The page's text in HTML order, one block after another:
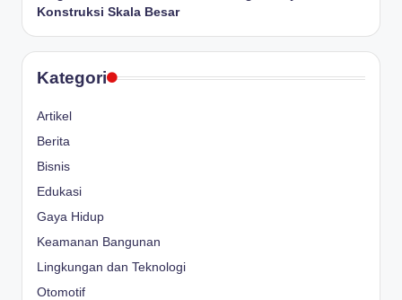
Konstruksi Skala Besar
Kategori
Artikel
Berita
Bisnis
Edukasi
Gaya Hidup
Keamanan Bangunan
Lingkungan dan Teknologi
Otomotif